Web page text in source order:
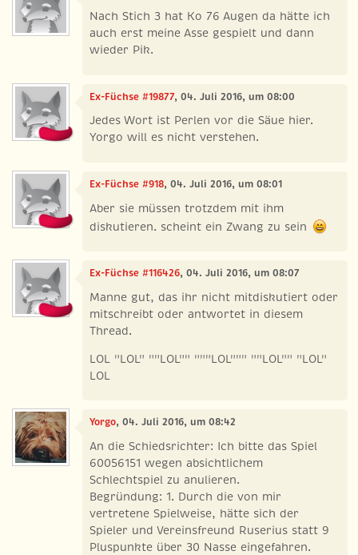
Nach Stich 3 hat Ko 76 Augen da hätte ich
auch erst meine Asse gespielt und dann
wieder Pik.
Ex-Füchse #19877, 04. Juli 2016, um 08:00
Jedes Wort ist Perlen vor die Säue hier.
Yorgo will es nicht verstehen.
Ex-Füchse #918, 04. Juli 2016, um 08:01
Aber sie müssen trotzdem mit ihm
diskutieren. scheint ein Zwang zu sein
Ex-Füchse #116426, 04. Juli 2016, um 08:07
Manne gut, das ihr nicht mitdiskutiert oder
mitschreibt oder antwortet in diesem
Thread.
LOL "LOL" ""LOL"" """LOL""" ""LOL"" "LOL"
LOL
Yorgo, 04. Juli 2016, um 08:42
An die Schiedsrichter: Ich bitte das Spiel
60056151 wegen absichtlichem
Schlechtspiel zu anulieren.
Begründung: 1. Durch die von mir
vertretene Spielweise, hätte sich der
Spieler und Vereinsfreund Ruserius statt 9
Pluspunkte über 30 Nasse eingefahren.